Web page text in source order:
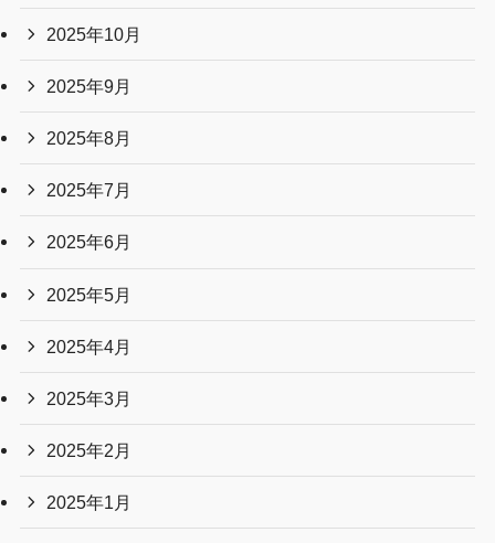
2025年10月
2025年9月
2025年8月
2025年7月
2025年6月
2025年5月
2025年4月
2025年3月
2025年2月
2025年1月